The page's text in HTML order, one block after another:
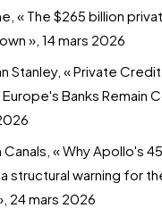
« The $265 billion
», 14 mars 2026
Stanley, « Private
Banks Remain
Canals, « Why Apollo's
structural warning for
24 mars 2026